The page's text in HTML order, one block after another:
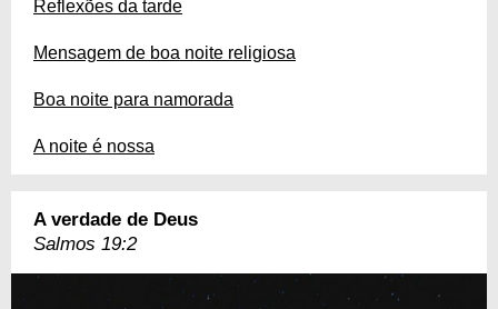
Reflexões da tarde
Mensagem de boa noite religiosa
Boa noite para namorada
A noite é nossa
A verdade de Deus
Salmos 19:2